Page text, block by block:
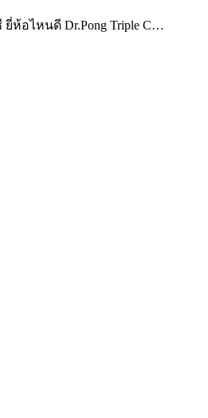
ห้อไหนดี Dr.Pong Triple C…